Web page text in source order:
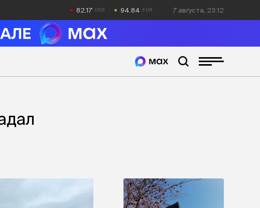
82.17 94.84 7 августа, 23:12